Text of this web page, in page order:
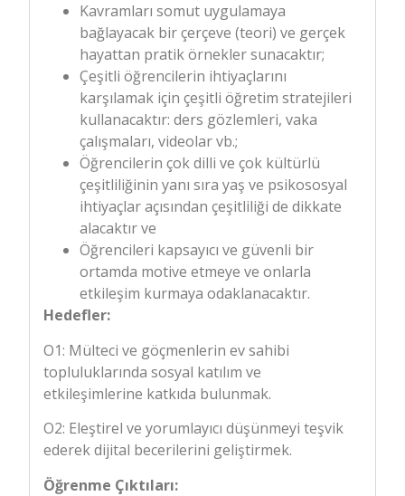
Kavramları somut uygulamaya
bağlayacak bir çerçeve (teori) ve gerçek
hayattan pratik örnekler sunacaktır;
Çeşitli öğrencilerin ihtiyaçlarını
karşılamak için çeşitli öğretim stratejileri
kullanacaktır: ders gözlemleri, vaka
çalışmaları, videolar vb.;
Öğrencilerin çok dilli ve çok kültürlü
çeşitliliğinin yanı sıra yaş ve psikososyal
ihtiyaçlar açısından çeşitliliği de dikkate
alacaktır ve
Öğrencileri kapsayıcı ve güvenli bir
ortamda motive etmeye ve onlarla
etkileşim kurmaya odaklanacaktır.
Hedefler:
O1: Mülteci ve göçmenlerin ev sahibi
topluluklarında sosyal katılım ve
etkileşimlerine katkıda bulunmak.
O2: Eleştirel ve yorumlayıcı düşünmeyi teşvik
ederek dijital becerilerini geliştirmek.
Öğrenme Çıktıları: